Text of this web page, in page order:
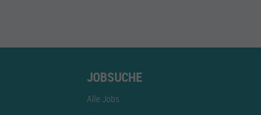
JOBSUCHE
Alle Jobs